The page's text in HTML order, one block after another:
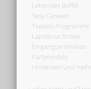
- Lebendes Buffet
- Sexy Carwash
- Topless
- Lapdance Shows
- Eingangsanimation
- Partymodels
- Hostessen und